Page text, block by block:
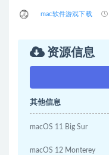
mac软件游戏下载
资源信息
其他信息
macOS 11 Big Sur
macOS 12 Monterey